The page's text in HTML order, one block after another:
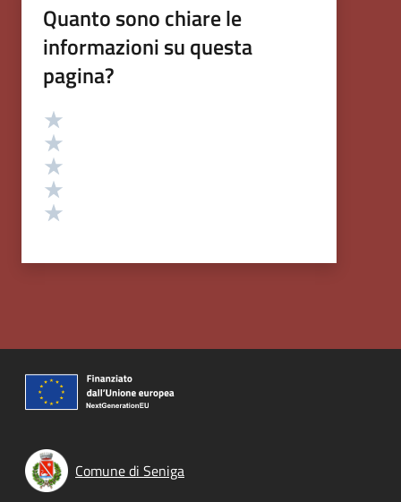
Quanto sono chiare le
informazioni su questa
pagina?
Valutazione
Comune di Seniga